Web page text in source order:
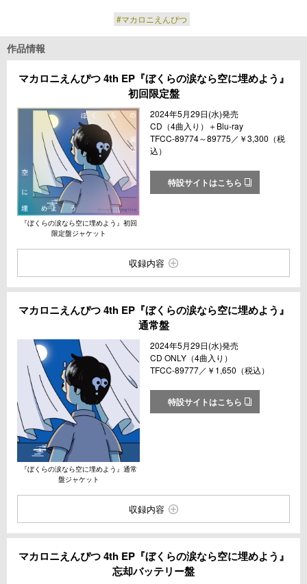
#マカロニえんぴつ
作品情報
マカロニえんぴつ 4th EP『ぼくらの涙なら空に埋めよう』
初回限定盤
『ぼくらの涙なら空に埋めよう』初回
限定盤ジャケット
2024年5月29日(水)発売
CD（4曲入り）＋Blu-ray
TFCC-89774～89775／￥3,300（税
込）
特設サイトはこちら
収録内容
マカロニえんぴつ 4th EP『ぼくらの涙なら空に埋めよう』
通常盤
『ぼくらの涙なら空に埋めよう』通常
盤ジャケット
2024年5月29日(水)発売
CD ONLY（4曲入り）
TFCC-89777／￥1,650（税込）
特設サイトはこちら
収録内容
マカロニえんぴつ 4th EP『ぼくらの涙なら空に埋めよう』
忘却バッテリー盤